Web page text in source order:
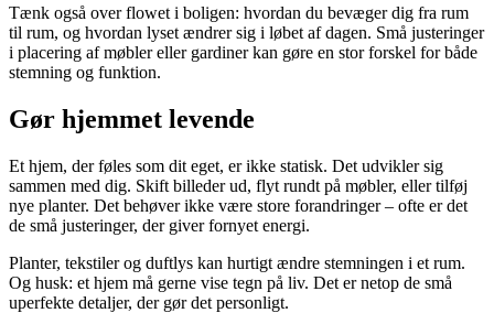
Tænk også over flowet i boligen: hvordan du bevæger dig fra rum
til rum, og hvordan lyset ændrer sig i løbet af dagen. Små justeringer
i placering af møbler eller gardiner kan gøre en stor forskel for både
stemning og funktion.
Gør hjemmet levende
Et hjem, der føles som dit eget, er ikke statisk. Det udvikler sig
sammen med dig. Skift billeder ud, flyt rundt på møbler, eller tilføj
nye planter. Det behøver ikke være store forandringer – ofte er det
de små justeringer, der giver fornyet energi.
Planter, tekstiler og duftlys kan hurtigt ændre stemningen i et rum.
Og husk: et hjem må gerne vise tegn på liv. Det er netop de små
uperfekte detaljer, der gør det personligt.